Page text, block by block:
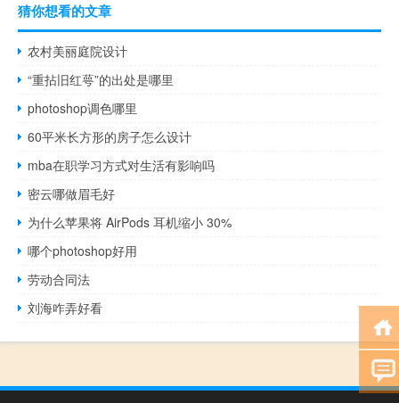
猜你想看的文章
农村美丽庭院设计
“重拈旧红萼”的出处是哪里
photoshop调色哪里
60平米长方形的房子怎么设计
mba在职学习方式对生活有影响吗
密云哪做眉毛好
为什么苹果将 AirPods 耳机缩小 30%
哪个photoshop好用
劳动合同法
刘海咋弄好看